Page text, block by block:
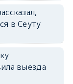
в Сеуту
выезда